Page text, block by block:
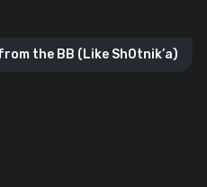
the BB (Like Sh0tnik’а)